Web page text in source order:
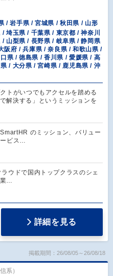
/ 岩手県 / 宮城県 / 秋田県 / 山形
埼玉県 / 千葉県 / 東京都 / 神奈川
山梨県 / 長野県 / 岐阜県 / 静岡県
阪府 / 兵庫県 / 奈良県 / 和歌山県 /
県 / 徳島県 / 香川県 / 愛媛県 / 高
/ 大分県 / 宮崎県 / 鹿児島県 / 沖
トがいつでもアクセルを踏める
解決する」というミッションを
のミッション、バリュー
ビス…
ラウドで国内トップクラスのシェ
業…
詳細を見る
掲載期間：26/08/05～26/08/18
系）